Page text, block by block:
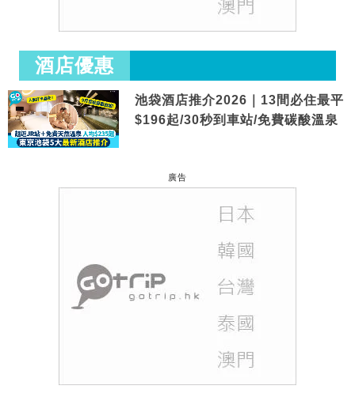
酒店優惠
池袋酒店推介2026｜13間必住最平
$196起/30秒到車站/免費碳酸溫泉
廣告